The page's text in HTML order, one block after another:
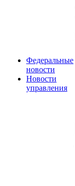
Федеральные
новости
Новости
управления